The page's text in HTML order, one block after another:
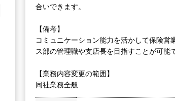
合いできます。
【備考】
コミュニケーション能力を活かして保険
ス部の管理職や支店長を目指すことが可能
【業務内容変更の範囲】
同社業務全般